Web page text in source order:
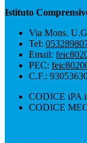
Istituto
Via Mons.
Tel:
Email:
PEC:
C.F.:
CODICE iPA
CODICE